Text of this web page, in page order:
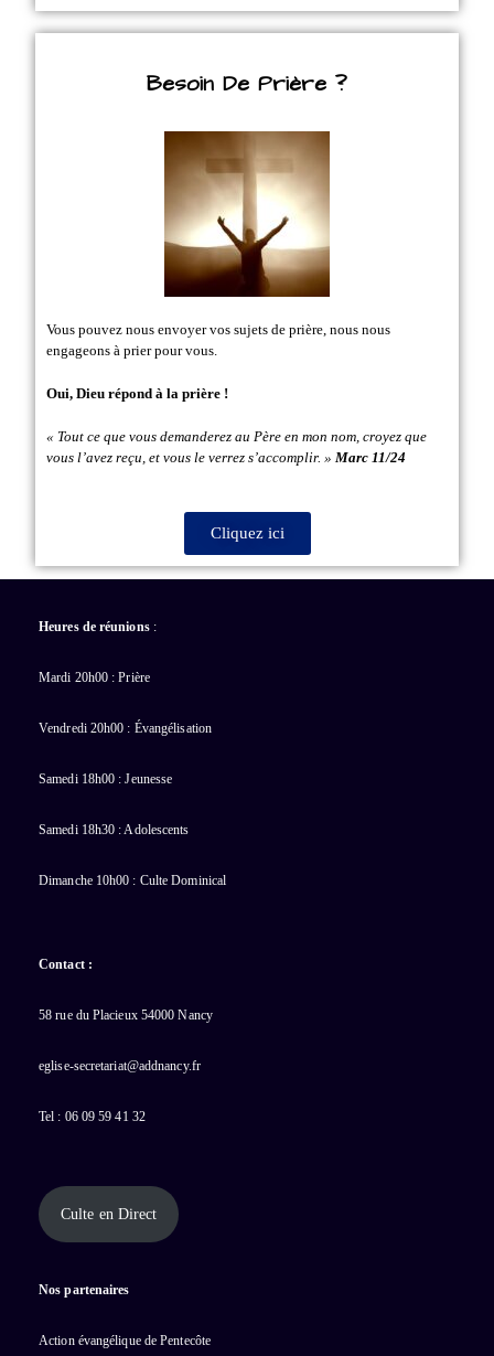
Besoin De Prière ?
Vous pouvez nous envoyer vos sujets de prière, nous nous
engageons à prier pour vous.
Oui, Dieu répond à la prière !
« Tout ce que vous demanderez au Père en mon nom, croyez que
vous l’avez reçu, et vous le verrez s’accomplir. »Marc 11/24
Cliquez ici
Heures de réunions:
Mardi 20h00 : Prière
Vendredi 20h00 : Évangélisation
Samedi 18h00 : Jeunesse
Samedi 18h30 : Adolescents
Dimanche 10h00 : Culte Dominical
Contact :
58 rue du Placieux 54000 Nancy
eglise-secretariat@addnancy.fr
Tel : 06 09 59 41 32
Culte en Direct
Nos partenaires
Action évangélique de Pentecôte